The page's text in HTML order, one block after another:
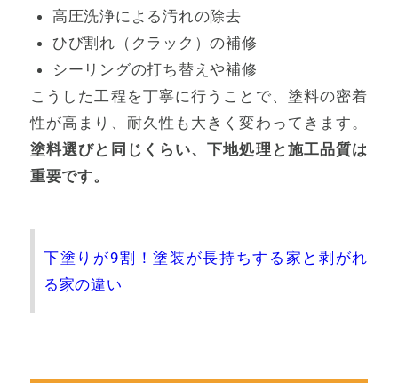
高圧洗浄による汚れの除去
ひび割れ（クラック）の補修
シーリングの打ち替えや補修
こうした工程を丁寧に行うことで、塗料の密着
性が高まり、耐久性も大きく変わってきます。
塗料選びと同じくらい、下地処理と施工品質は
重要です。
下塗りが9割！塗装が長持ちする家と剥がれ
る家の違い